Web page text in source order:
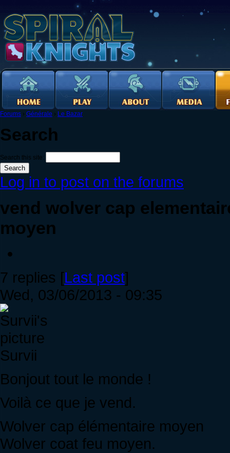
Forums › Générale › Le Bazar
Search
Search this site:
Log in to post on the forums
vend wolver cap
moyen
7 replies [Last post]
Wed, 03/06/2013 - 09:35
Survii
Bonjout tout le monde !
Voilà ce que je vend.
Wolver cap élémentaire moyen
Wolver coat feu moyen.